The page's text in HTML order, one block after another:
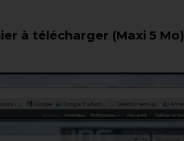
à télécharger (Maxi 5 Mo)